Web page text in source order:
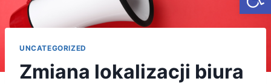
UNCATEGORIZED
Zmiana lokalizacji biura